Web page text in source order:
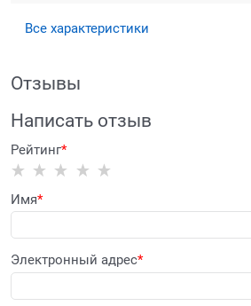
Все характеристики
Отзывы
Написать отзыв
Рейтинг
Имя
Электронный адрес